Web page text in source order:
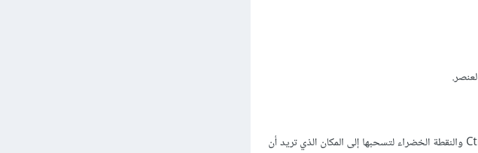
النقطة الزرقاء تدير العنصر حول النقطة الخضراء المركزية، لكن يمكنك تغيير محور الدوران بالضغط على Ctrl والنقطة الخضراء لتسحبها إلى المكان الذي تريد أن